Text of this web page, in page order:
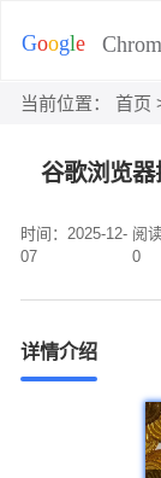
当前位置： 首页
谷歌浏览
时间：2025-12-
07
阅读
0
详情介绍